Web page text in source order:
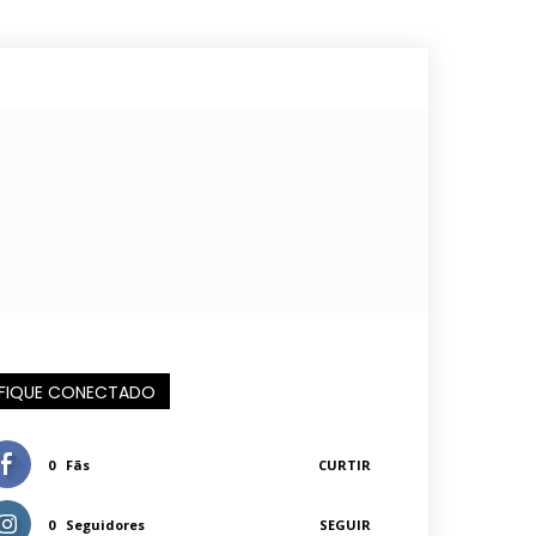
CONECTADO
0 Fãs CURTIR
0 Seguidores SEGUIR